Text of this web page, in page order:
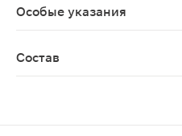
Особые указания
Состав